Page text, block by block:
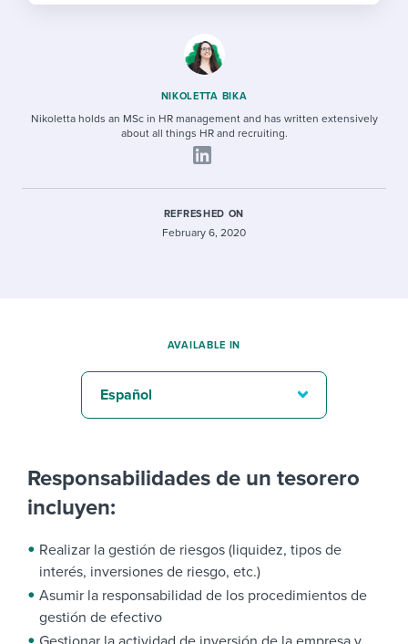
Candidate/employee experiences
NIKOLETTA BIKA
Nikoletta holds an MSc in HR management and has written extensively
about all things HR and recruiting.
REFRESHED ON
February 6, 2020
Responsabilidades de un tesorero
incluyen:
Realizar la gestión de riesgos (liquidez, tipos de
interés, inversiones de riesgo, etc.)
Asumir la responsabilidad de los procedimientos de
gestión de efectivo
AVAILABLE IN
Español